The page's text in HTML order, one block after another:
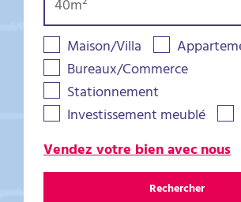
Maison/Villa
Bureaux/Commerce
Stationnement
Investissement meublé
Vendez votre bien avec nous
Rechercher